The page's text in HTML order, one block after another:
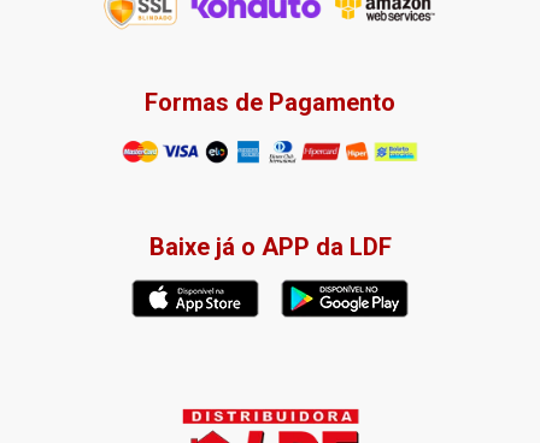
Formas de Pagamento
Baixe já o APP da LDF